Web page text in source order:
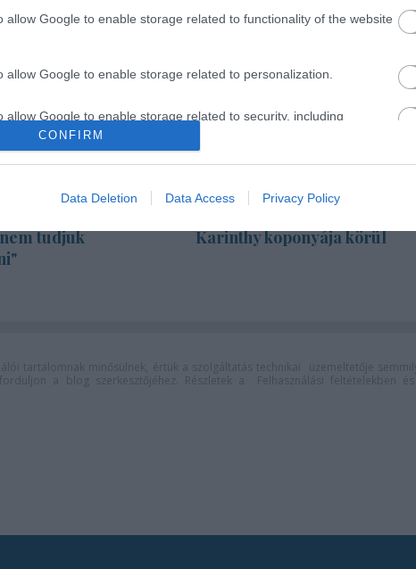
allow Google to enable storage related to functionality of the website
allow Google to enable storage related to personalization.
allow Google to enable storage related to security, including
functionality and fraud prevention, and other user protection.
CONFIRM
Data Deletion Data Access Privacy Policy
tudjuk
Karinthy koponyája körül